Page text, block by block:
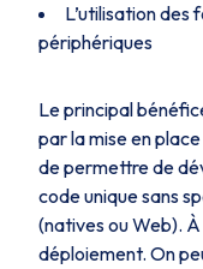
L’utilisation des
périphériques
Le principal
par la mise en
de permettre de
code unique sans
(natives ou Web).
déploiement. On